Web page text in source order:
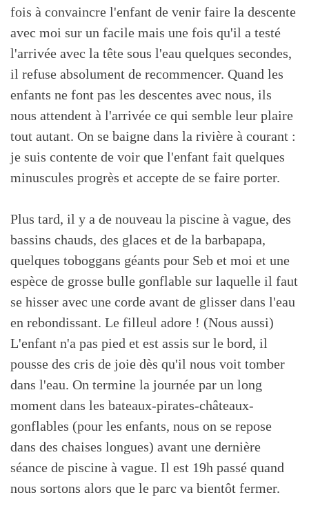
fois à convaincre l'enfant de venir faire la descente
avec moi sur un facile mais une fois qu'il a testé
l'arrivée avec la tête sous l'eau quelques secondes,
il refuse absolument de recommencer. Quand les
enfants ne font pas les descentes avec nous, ils
nous attendent à l'arrivée ce qui semble leur plaire
tout autant. On se baigne dans la rivière à courant :
je suis contente de voir que l'enfant fait quelques
minuscules progrès et accepte de se faire porter.
Plus tard, il y a de nouveau la piscine à vague, des
bassins chauds, des glaces et de la barbapapa,
quelques toboggans géants pour Seb et moi et une
espèce de grosse bulle gonflable sur laquelle il faut
se hisser avec une corde avant de glisser dans l'eau
en rebondissant. Le filleul adore ! (Nous aussi)
L'enfant n'a pas pied et est assis sur le bord, il
pousse des cris de joie dès qu'il nous voit tomber
dans l'eau. On termine la journée par un long
moment dans les bateaux-pirates-châteaux-
gonflables (pour les enfants, nous on se repose
dans des chaises longues) avant une dernière
séance de piscine à vague. Il est 19h passé quand
nous sortons alors que le parc va bientôt fermer.